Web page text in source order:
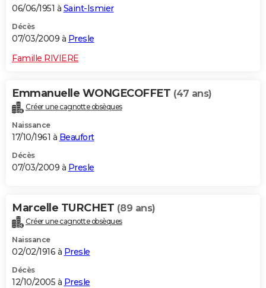
06/06/1951 à Saint-Ismier
Décès
07/03/2009 à Presle
Famille RIVIERE
Emmanuelle WONGECOFFET (47 ans)
Créer une cagnotte obsèques
Naissance
17/10/1961 à Beaufort
Décès
07/03/2009 à Presle
Marcelle TURCHET (89 ans)
Créer une cagnotte obsèques
Naissance
02/02/1916 à Presle
Décès
12/10/2005 à Presle